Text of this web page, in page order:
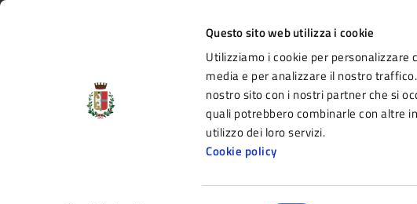
Questo sito web utilizza i cookie
Utilizziamo i cookie per
media e per analizzare il nostro
nostro sito con i nostri partner che si
quali potrebbero combinarle con altre
utilizzo dei loro servizi.
Cookie policy
Vai al contenuto principale
Vai alla navigazione del sito
Vai al piede di pagina
Comune di Fidenza
il portale di servizi e informazioni del Comune di Fidenza
Novità